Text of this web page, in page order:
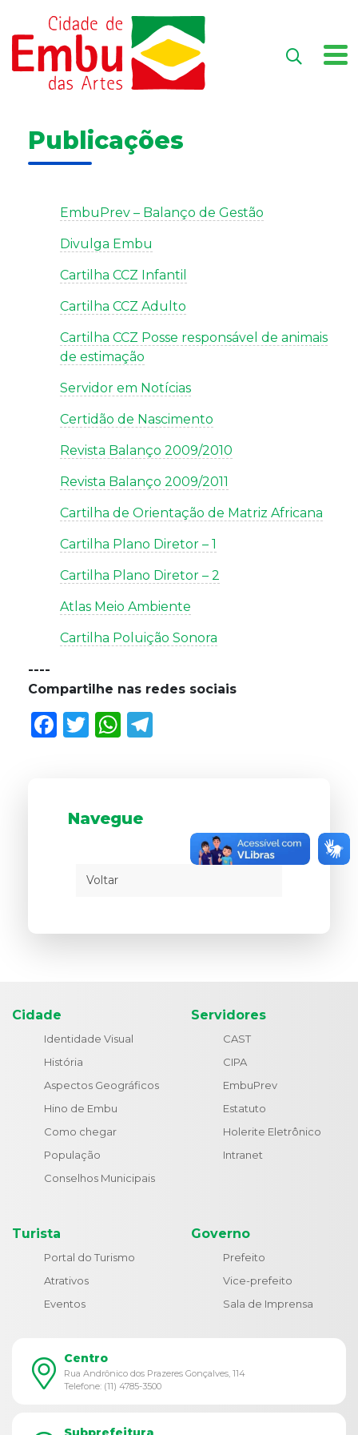
Publicações
EmbuPrev – Balanço de Gestão
Divulga Embu
Cartilha CCZ Infantil
Cartilha CCZ Adulto
Cartilha CCZ Posse responsável de animais
de estimação
Servidor em Notícias
Certidão de Nascimento
Revista Balanço 2009/2010
Revista Balanço 2009/2011
Cartilha de Orientação de Matriz Africana
Cartilha Plano Diretor – 1
Cartilha Plano Diretor – 2
Atlas Meio Ambiente
Cartilha Poluição Sonora
----
Compartilhe nas redes sociais
Facebook
Twitter
WhatsApp
Navegue
Voltar
Cidade
Identidade Visual
História
Aspectos Geográficos
Hino de Embu
Como chegar
População
Conselhos Municipais
Servidores
CAST
CIPA
EmbuPrev
Estatuto
Holerite Eletrônico
Intranet
Turista
Portal do Turismo
Atrativos
Eventos
Governo
Prefeito
Vice-prefeito
Sala de Imprensa
Centro
Rua Andrônico dos Prazeres Gonçalves, 114
Telefone: (11) 4785-3500